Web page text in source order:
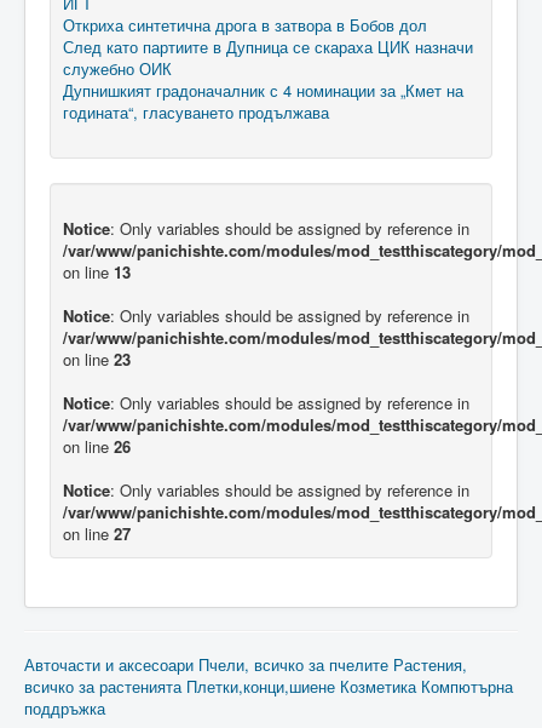
Откриха синтетична дрога в затвора в Бобов дол
След като партиите в Дупница се скараха ЦИК назначи
служебно ОИК
Дупнишкият градоначалник с 4 номинации за „Кмет на
годината“, гласуването продължава
Notice: Only variables should be assigned by reference in
/var/www/panichishte.com/modules/mod_testthiscategory/
on line 13
Notice: Only variables should be assigned by reference in
/var/www/panichishte.com/modules/mod_testthiscategory/
on line 23
Notice: Only variables should be assigned by reference in
/var/www/panichishte.com/modules/mod_testthiscategory/
on line 26
Notice: Only variables should be assigned by reference in
/var/www/panichishte.com/modules/mod_testthiscategory/
on line 27
Авточасти и аксесоари Пчели, всичко за пчелите Растения,
всичко за растенията Плетки,конци,шиене Козметика Компютърна
поддръжка